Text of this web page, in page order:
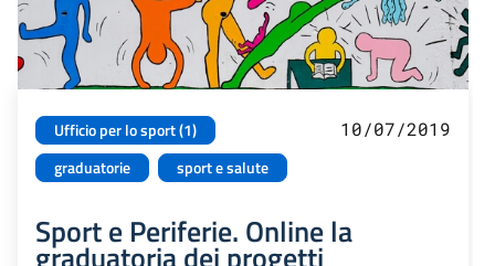
Ufficio per lo sport (1)
graduatorie
sport e salute
10/07/2019
Sport e Periferie. Online la